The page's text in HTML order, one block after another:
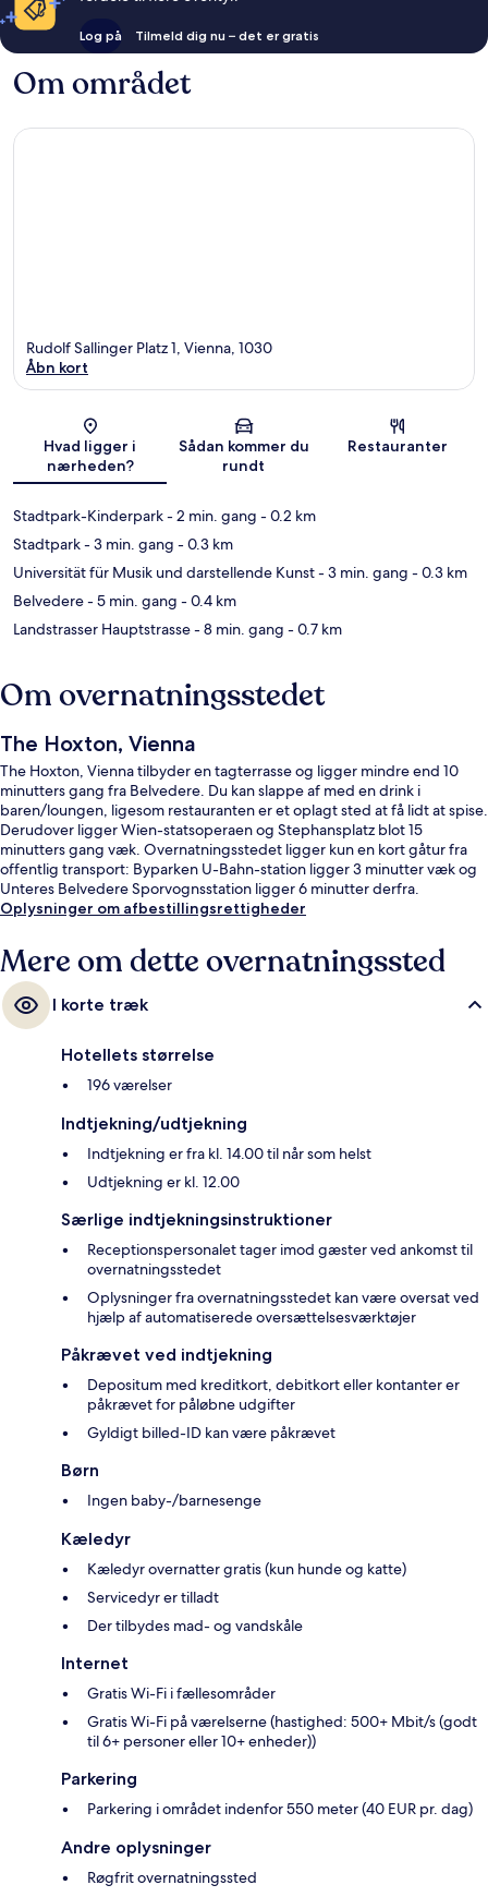
Log på Tilmeld dig nu – det er gratis
Om området
Kort
Rudolf Sallinger Platz 1, Vienna, 1030
Åbn kort
Hvad ligger i
nærheden?
Sådan kommer du
rundt
Restauranter
Stadtpark-Kinderpark- 2 min. gang - 0.2 km
Stadtpark- 3 min. gang - 0.3 km
Universität für Musik und darstellende Kunst- 3 min. gang - 0.3 km
Belvedere- 5 min. gang - 0.4 km
Landstrasser Hauptstrasse- 8 min. gang - 0.7 km
Om overnatningsstedet
The Hoxton, Vienna
The Hoxton, Vienna tilbyder en tagterrasse og ligger mindre end 10
minutters gang fra Belvedere. Du kan slappe af med en drink i
baren/loungen, ligesom restauranten er et oplagt sted at få lidt at spise.
Derudover ligger Wien-statsoperaen og Stephansplatz blot 15
minutters gang væk. Overnatningsstedet ligger kun en kort gåtur fra
offentlig transport: Byparken U-Bahn-station ligger 3 minutter væk og
Unteres Belvedere Sporvognsstation ligger 6 minutter derfra.
Oplysninger om afbestillingsrettigheder
Mere om dette overnatningssted
I korte træk
Hotellets størrelse
196 værelser
Indtjekning/udtjekning
Indtjekning er fra kl. 14.00 til når som helst
Udtjekning er kl. 12.00
Særlige indtjekningsinstruktioner
Receptionspersonalet tager imod gæster ved ankomst til
overnatningsstedet
Oplysninger fra overnatningsstedet kan være oversat ved
hjælp af automatiserede oversættelsesværktøjer
Påkrævet ved indtjekning
Depositum med kreditkort, debitkort eller kontanter er
påkrævet for påløbne udgifter
Gyldigt billed-ID kan være påkrævet
Børn
Ingen baby-/barnesenge
Kæledyr
Kæledyr overnatter gratis (kun hunde og katte)
Servicedyr er tilladt
Der tilbydes mad- og vandskåle
Internet
Gratis Wi-Fi i fællesområder
Gratis Wi-Fi på værelserne (hastighed: 500+ Mbit/s (godt
til 6+ personer eller 10+ enheder))
Parkering
Parkering i området indenfor 550 meter (40 EUR pr. dag)
Andre oplysninger
Røgfrit overnatningssted